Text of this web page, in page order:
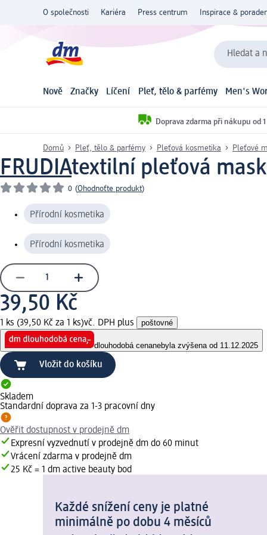
O společnosti Kariéra Press centrum Inspirace &
Hledat a
Nově Značky Líčení Pleť, tělo & parfémy Men's
Doprava zdarma při nákupu od 1
Domů Pleť, tělo & parfémy Pleťová kosmetika Pleťové
FRUDIAtextilní pleťová
0 (Ohodnoťte produkt)
Přírodní kosmetika
Přírodní kosmetika
39,50 Kč
1 ks (39,50 Kč za 1 ks)vč. DPH plus poštovné
dlouhodobá cenanebyla zvýšena od 11.12.2025
Vložit do košíku
Skladem
Standardní doprava za 1-3 pracovní dny
Ověřit dostupnost v prodejně dm
Expresní vyzvednutí v prodejně dm do 60 minut
Vrácení zdarma v prodejně dm
25 Kč = 1 dm active beauty bod
Každé snížení ceny je platné
minimálně po dobu 4 měsíců